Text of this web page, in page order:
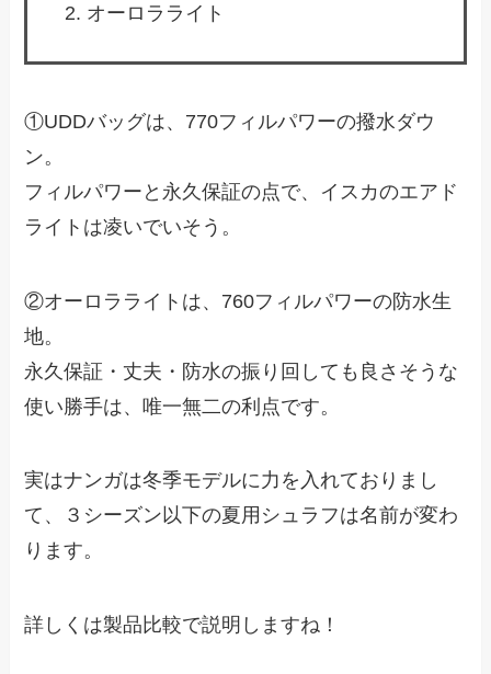
オーロラライト
①UDDバッグは、770フィルパワーの撥水ダウ
ン。
フィルパワーと永久保証の点で、イスカのエアド
ライトは凌いでいそう。
②オーロラライトは、760フィルパワーの防水生
地。
永久保証・丈夫・防水の振り回しても良さそうな
使い勝手は、唯一無二の利点です。
実はナンガは冬季モデルに力を入れておりまし
て、３シーズン以下の夏用シュラフは名前が変わ
ります。
詳しくは製品比較で説明しますね！